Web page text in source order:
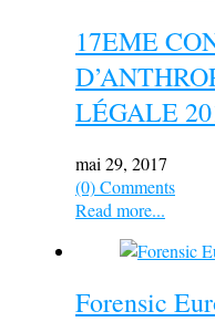
17EME
LÉGALE
mai 29, 2017
(0) Comments
Read more...
Forensic